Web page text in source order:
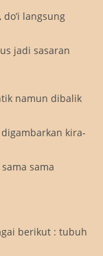
langsung
jadi sasaran
namun dibalik
kira-
sama
berikut : tubuh